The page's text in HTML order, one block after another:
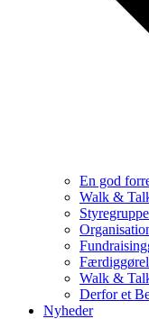
En god
Walk &
Walk &
Derfor et
Nyheder